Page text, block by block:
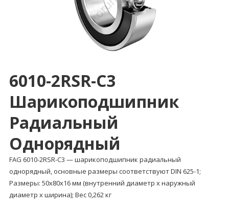
6010-2RSR-C3
Шарикоподшипник
Радиальный
Однорядный
FAG 6010-2RSR-C3 — шарикоподшипник радиальный
однорядный, основные размеры соответствуют DIN 625-1;
Размеры: 50x80x16 мм (внутренний диаметр x наружный
диаметр x ширина); Вес 0,262 кг